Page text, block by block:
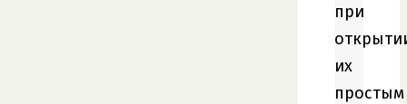
при
их
простым